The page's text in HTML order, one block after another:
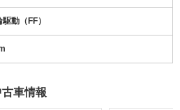
動（FF）
車情報